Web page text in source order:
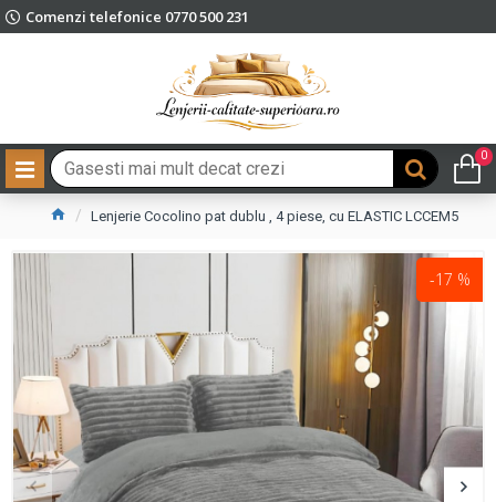
Comenzi telefonice 0770 500 231
0
Lenjerie Cocolino pat dublu , 4 piese, cu ELASTIC LCCEM5
-17 %